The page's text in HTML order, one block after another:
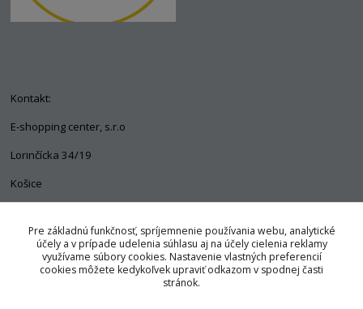
Kontakt:
E-shopping center, s.r.o
Lorinčícka 34/19
Košice
+421 903 563 637
info@pozorpes.sk
Pre základnú funkčnosť, spríjemnenie používania webu, analytické
účely a v prípade udelenia súhlasu aj na účely cielenia reklamy
využívame súbory cookies. Nastavenie vlastných preferencií
cookies môžete kedykoľvek upraviť odkazom v spodnej časti
stránok.